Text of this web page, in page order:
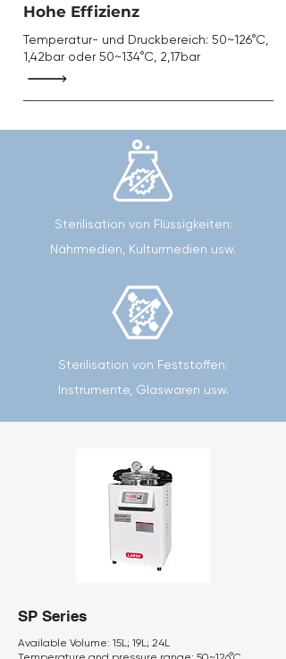
Hohe Effizienz
Temperatur- und Druckbereich: 50~126°C,
1,42bar oder 50~134°C, 2,17bar
Sterilisation von Flüssigkeiten:
Nährmedien, Kulturmedien usw.
Sterilisation von Feststoffen:
Instrumente, Glaswaren usw.
SP Series
Available Volume: 15L; 19L; 24L